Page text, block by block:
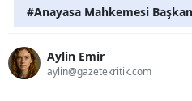
#Anayasa Mahkemesi
Aylin Emir
aylin@gazetekritik.com